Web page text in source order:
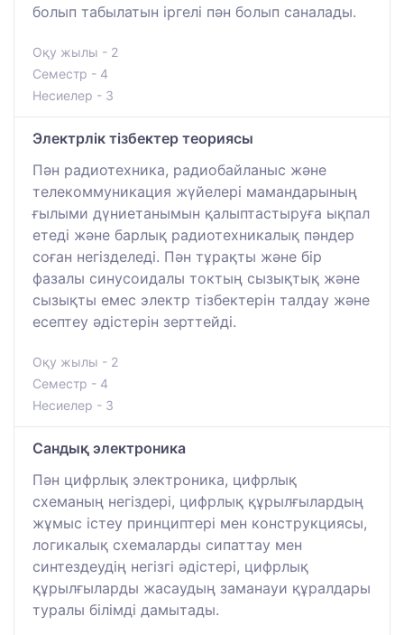
болып табылатын іргелі пән болып саналады.
Оқу жылы - 2
Семестр - 4
Несиелер - 3
Электрлік тізбектер теориясы
Пән радиотехника, радиобайланыс және
телекоммуникация жүйелері мамандарының
ғылыми дүниетанымын қалыптастыруға ықпал
етеді және барлық радиотехникалық пәндер
соған негізделеді. Пән тұрақты және бір
фазалы синусоидалы токтың сызықтық және
сызықты емес электр тізбектерін талдау және
есептеу әдістерін зерттейді.
Оқу жылы - 2
Семестр - 4
Несиелер - 3
Сандық электроника
Пән цифрлық электроника, цифрлық
схеманың негіздері, цифрлық құрылғылардың
жұмыс істеу принциптері мен конструкциясы,
логикалық схемаларды сипаттау мен
синтездеудің негізгі әдістері, цифрлық
құрылғыларды жасаудың заманауи құралдары
туралы білімді дамытады.